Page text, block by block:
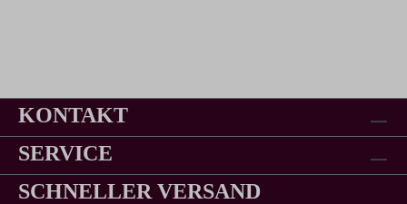
KONTAKT
SERVICE
SCHNELLER VERSAND